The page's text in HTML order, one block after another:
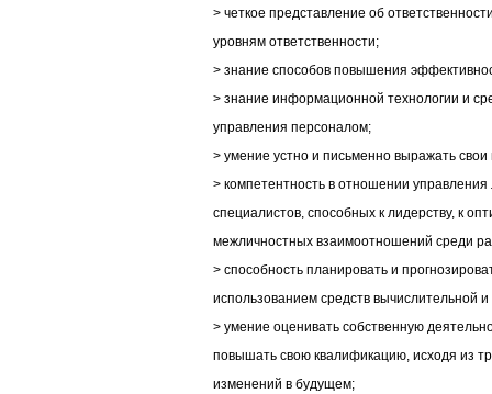
> четкое представление об
уровням ответственности;
> знание способов повышения
> знание информационной технологии и
управления персоналом;
> умение устно и письменно выражать
> компетентность в отношении
специалистов, способных к лидерству, к
межличностных взаимоотношений среди
> способность планировать и
использованием средств вычислительной
> умение оценивать собственную
повышать свою квалификацию, исходя из
изменений в будущем;